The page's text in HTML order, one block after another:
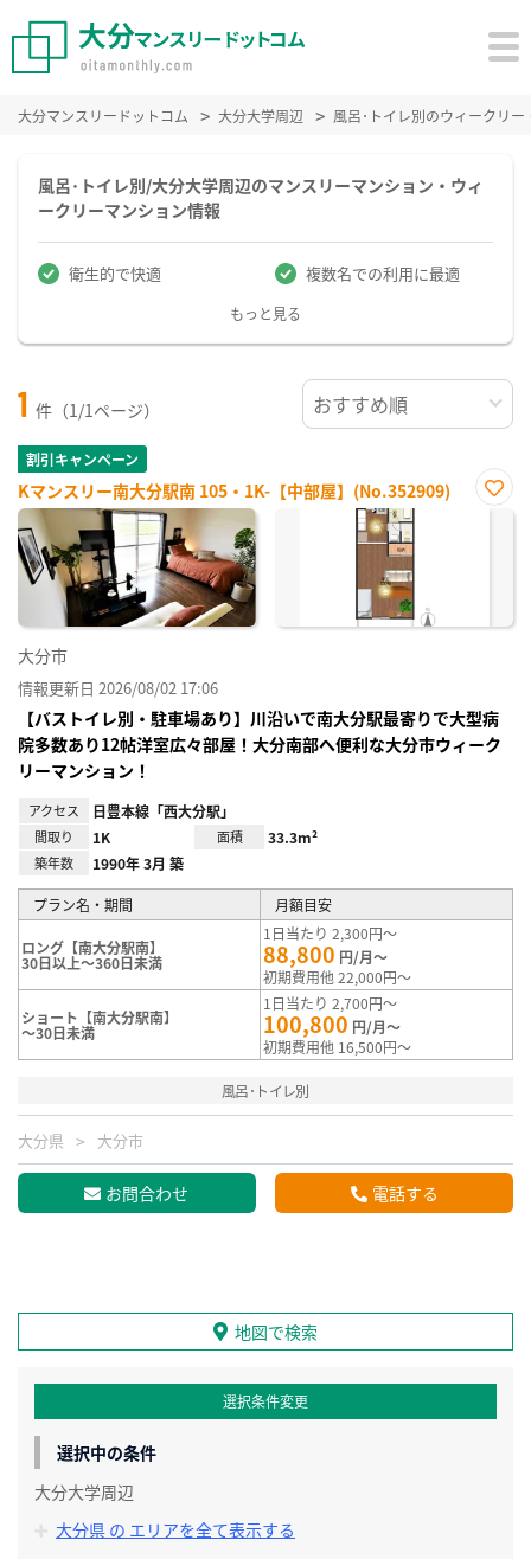
大分マンスリードットコム 大分大学周辺 風呂･トイレ別のウィークリ
風呂･トイレ別/大分大学周辺のマンスリーマンション・ウィ
ークリーマンション情報
衛生的で快適 複数名での利用に最適
もっと見る
1 件（1/1ページ）
割引キャンペーン
Kマンスリー南大分駅南 105・1K-【中部屋】(No.352909)
お気
大分市
情報更新日 2026/08/02 17:06
【バストイレ別・駐車場あり】川沿いで南大分駅最寄りで大型病
院多数あり12帖洋室広々部屋！大分南部へ便利な大分市ウィーク
リーマンション！
アクセス 日豊本線「西大分駅」
間取り 1K 面積 33.3m²
築年数 1990年 3月 築
プラン名・期間 月額目安
ロング【南大分駅南】
30日以上～360日未満
1日当たり 2,300円～
88,800 円/月～
初期費用他 22,000円～
ショート【南大分駅南】
～30日未満
1日当たり 2,700円～
100,800 円/月～
初期費用他 16,500円～
風呂･トイレ別
大分県 大分市
お問合わせ 電話する
地図で検索
選択条件変更
選択中の条件
大分大学周辺
大分県 の エリアを全て表示する